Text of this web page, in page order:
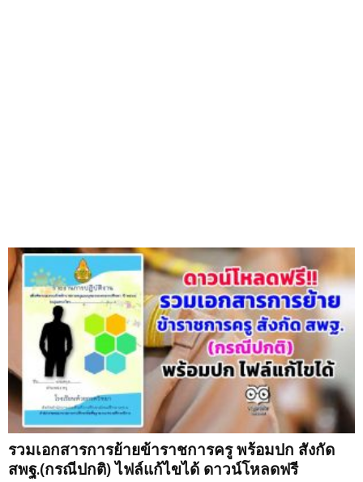
รวมเอกสารการย้ายข้าราชการครู พร้อมปก สังกัด
สพฐ.(กรณีปกติ) ไฟล์แก้ไขได้ ดาวน์โหลดฟรี